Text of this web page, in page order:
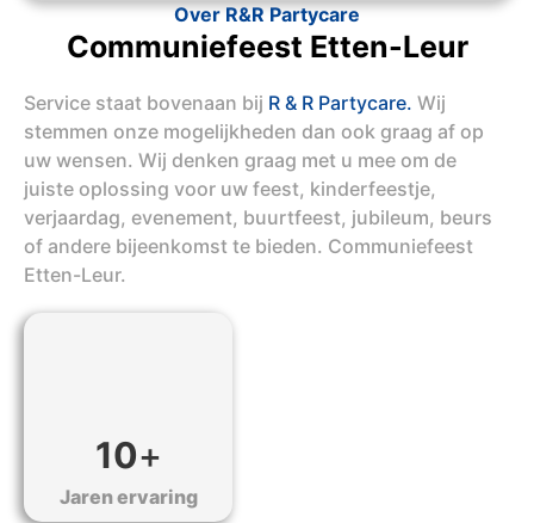
Over R&R Partycare
Communiefeest Etten-Leur
Service staat bovenaan bij R & R Partycare. Wij
stemmen onze mogelijkheden dan ook graag af op
uw wensen. Wij denken graag met u mee om de
juiste oplossing voor uw feest, kinderfeestje,
verjaardag, evenement, buurtfeest, jubileum, beurs
of andere bijeenkomst te bieden. Communiefeest
Etten-Leur.
10+
Jaren ervaring